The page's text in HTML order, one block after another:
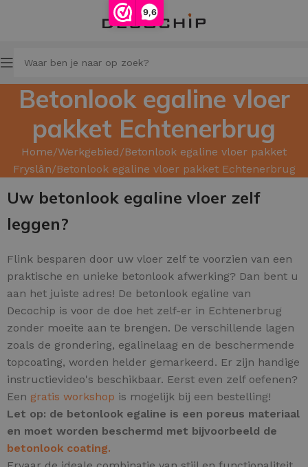
9,6
Betonlook egaline vloer
pakket Echtenerbrug
Home Werkgebied Betonlook egaline vloer pakket
Fryslân Betonlook egaline vloer pakket Echtenerbrug
Uw betonlook egaline vloer zelf
leggen?
Flink besparen door uw vloer zelf te voorzien van een
praktische en unieke betonlook afwerking? Dan bent u
aan het juiste adres! De betonlook egaline van
Decochip is voor de doe het zelf-er in Echtenerbrug
zonder moeite aan te brengen. De verschillende lagen
zoals de grondering, egalinelaag en de beschermende
topcoating, worden helder gemarkeerd. Er zijn handige
instructievideo's beschikbaar. Eerst even zelf oefenen?
Een gratis workshop is mogelijk bij een bestelling!
Let op: de betonlook egaline is een poreus materiaal
en moet worden beschermd met bijvoorbeeld de
betonlook coating.